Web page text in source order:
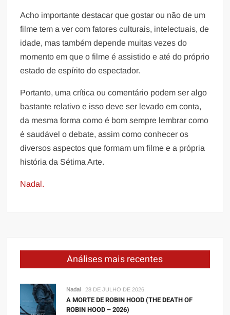
Acho importante destacar que gostar ou não de um
filme tem a ver com fatores culturais, intelectuais, de
idade, mas também depende muitas vezes do
momento em que o filme é assistido e até do próprio
estado de espírito do espectador.
Portanto, uma crítica ou comentário podem ser algo
bastante relativo e isso deve ser levado em conta,
da mesma forma como é bom sempre lembrar como
é saudável o debate, assim como conhecer os
diversos aspectos que formam um filme e a própria
história da Sétima Arte.
Nadal.
Análises mais recentes
Nadal 28 DE JULHO DE 2026
A MORTE DE ROBIN HOOD (THE DEATH OF
ROBIN HOOD – 2026)